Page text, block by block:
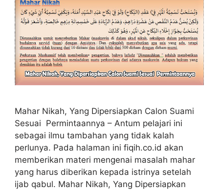
Mahar Nikah, Yang Dipersiapkan Calon Suami
Sesuai Permintaannya – Antum pelajari ini
sebagai ilmu tambahan yang tidak kalah
perlunya. Pada halaman ini fiqih.co.id akan
memberikan materi mengenai masalah mahar
yang harus diberikan kepada istrinya setelah
ijab qabul. Mahar Nikah, Yang Dipersiapkan